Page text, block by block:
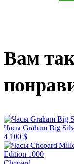
Вам
Часы Graham Big
4 100 $